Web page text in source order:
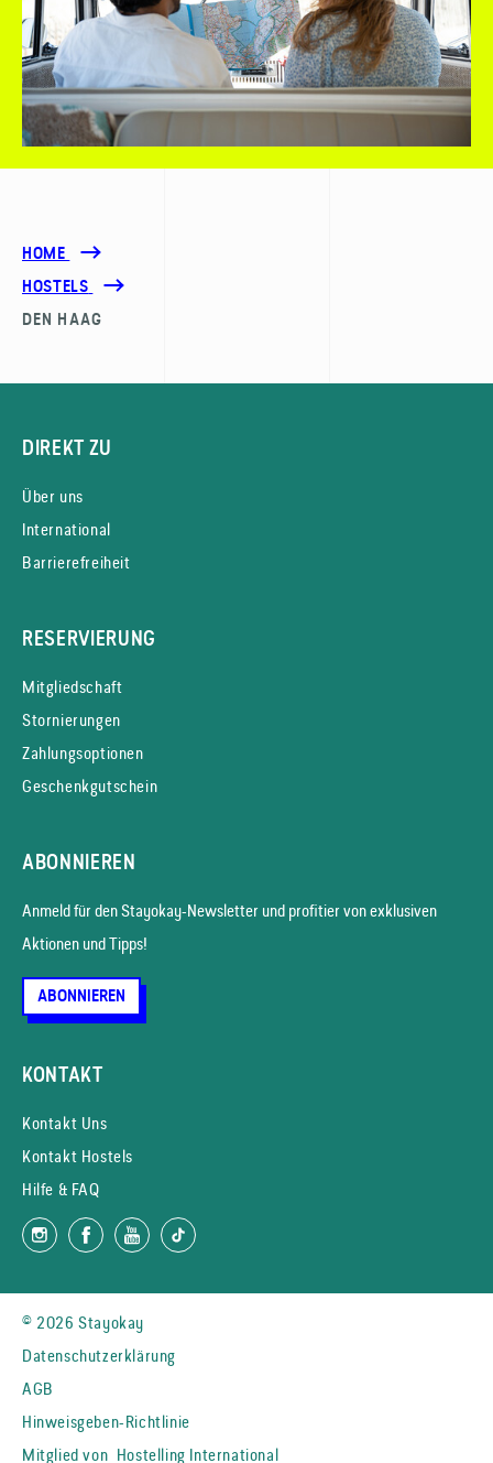
HOME
HOSTELS
DEN HAAG
DIREKT ZU
Über uns
International
Barrierefreiheit
RESERVIERUNG
Mitgliedschaft
Stornierungen
Zahlungsoptionen
Geschenkgutschein
ABONNIEREN
Anmeld für den Stayokay-News­letter und profitier von exklusiven
Aktionen und Tipps!
ABONNIEREN
KONTAKT
Kontakt Uns
Kontakt Hostels
Hilfe & FAQ
© 2026 Stayokay
Datenschutzerklärung
AGB
Hinweisgeben-Richtlinie
Mitglied von Hostelling International